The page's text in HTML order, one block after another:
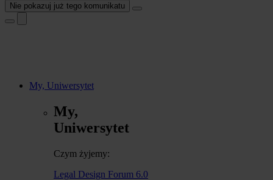
Nie pokazuj już tego komunikatu
My, Uniwersytet
My,
Uniwersytet
Czym żyjemy:
Legal Design Forum 6.0